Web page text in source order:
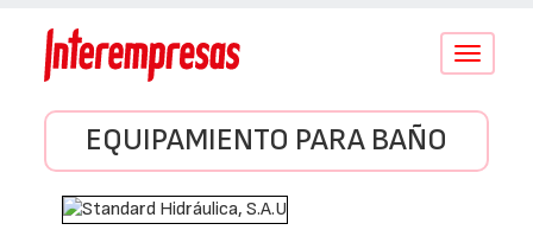
Conmutar
EQUIPAMIENTO PARA BAÑO